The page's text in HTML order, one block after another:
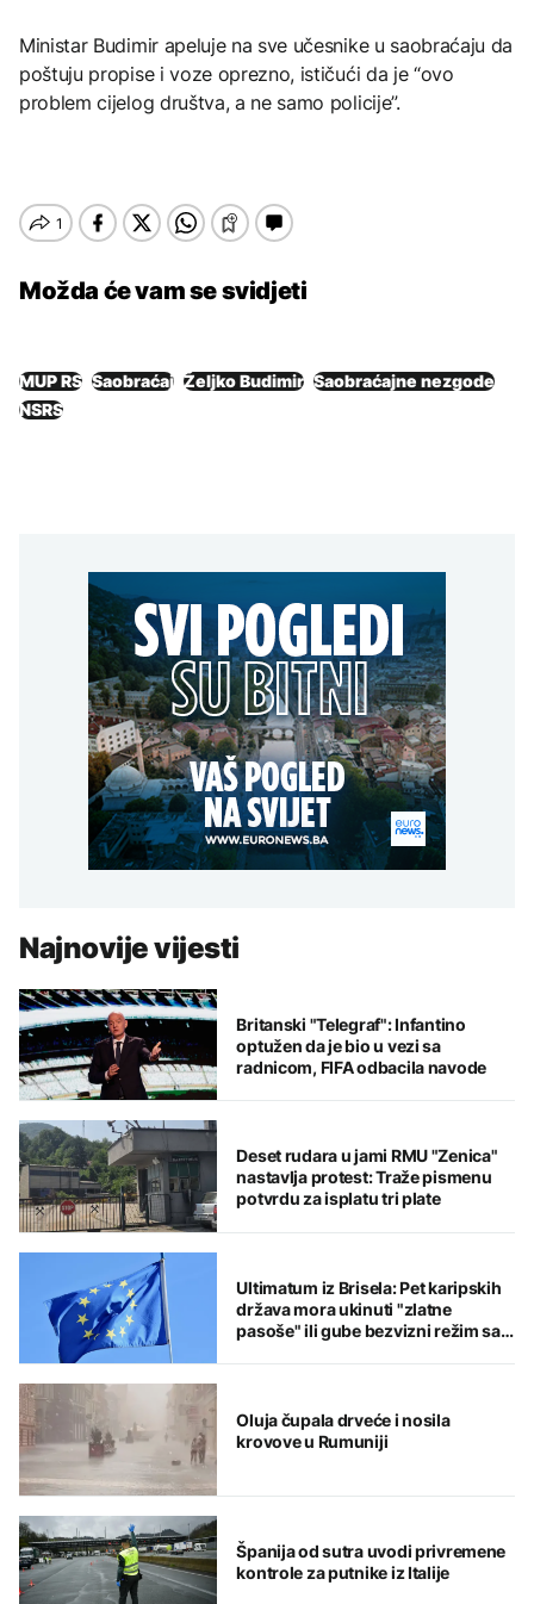
Ministar Budimir apeluje na sve učesnike u saobraćaju da
poštuju propise i voze oprezno, ističući da je “ovo
problem cijelog društva, a ne samo policije”.
Možda će vam se svidjeti
MUP RS Saobraćaj Željko Budimir Saobraćajne nezgode
NSRS
Najnovije vijesti
Britanski "Telegraf": Infantino
optužen da je bio u vezi sa
radnicom, FIFA odbacila navode
Deset rudara u jami RMU "Zenica"
nastavlja protest: Traže pismenu
potvrdu za isplatu tri plate
Ultimatum iz Brisela: Pet karipskih
država mora ukinuti "zlatne
pasoše" ili gube bezvizni režim sa
Oluja čupala drveće i nosila
krovove u Rumuniji
Španija od sutra uvodi privremene
kontrole za putnike iz Italije